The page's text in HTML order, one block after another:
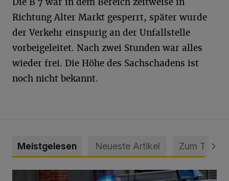
Richtung Alter Markt gesperrt, später wurde
der Verkehr einspurig an der Unfallstelle
vorbeigeleitet. Nach zwei Stunden war alles
wieder frei. Die Höhe des Sachschadens ist
noch nicht bekannt.
Meistgelesen Neueste Artikel Zum Thema
Mann beschädigt Autos in Parkhaus